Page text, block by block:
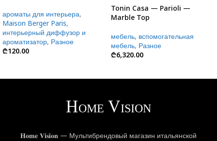
ароматы для интерьера,
Maison Berger Paris,
интерьерный диффузор и
ароматизатор, Разное
₾120.00
Tonin Casa — Parioli —
Marble Top
мебель, вспомогательная
мебель, Разное
₾6,320.00
𝐇𝐨𝐦𝐞 𝐕𝐢𝐬𝐢𝐨𝐧 — Мультибрендовый магазин итальянской